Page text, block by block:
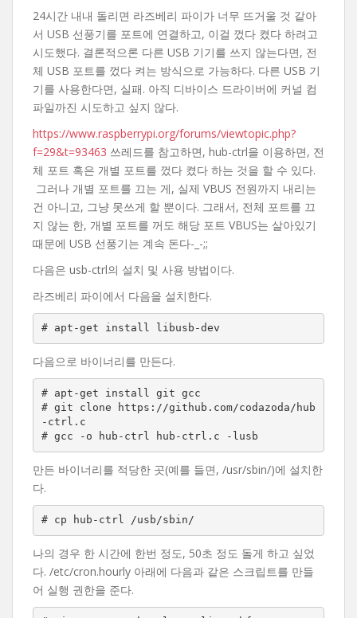
24시간 내내 돌리면 라즈베리 파이가 너무 뜨거울 것 같아
서 USB 선풍기를 포트에 연결하고, 이걸 껐다 켰다 하려고
시도했다. 결론적으론 다른 USB 기기를 쓰지 않는다면, 전
체 USB 포트를 껐다 켜는 방식으로 가능하다. 다른 USB 기
기를 사용한다면, 실패. 아직 디바이스 드라이버에 커널 컴
파일까진 시도하고 싶지 않다.
https://www.raspberrypi.org/forums/viewtopic.php?
f=29&t=93463 쓰레드를 참고하면, hub-ctrl을 이용하면, 전
체 포트 혹은 개별 포트를 껐다 켰다 하는 것을 할 수 있다.
그러나 개별 포트를 끄는 게, 실제 VBUS 전원까지 내리는
건 아니고, 그냥 못쓰게 할 뿐이다. 그래서, 전체 포트를 끄
지 않는 한, 개별 포트를 꺼도 해당 포트 VBUS는 살아있기
때문에 USB 선풍기는 계속 돈다-_-;;
다음은 usb-ctrl의 설치 및 사용 방법이다.
라즈베리 파이에서 다음을 설치한다.
# apt-get install libusb-dev
다음으로 바이너리를 만든다.
# apt-get install git gcc
# git clone https://github.com/codazoda/hub
-ctrl.c
# gcc -o hub-ctrl hub-ctrl.c -lusb
만든 바이너리를 적당한 곳(예를 들면, /usr/sbin/)에 설치한
다.
# cp hub-ctrl /usb/sbin/
나의 경우 한 시간에 한번 정도, 50초 정도 돌게 하고 싶었
다. /etc/cron.hourly 아래에 다음과 같은 스크립트를 만들
어 실행 권한을 준다.